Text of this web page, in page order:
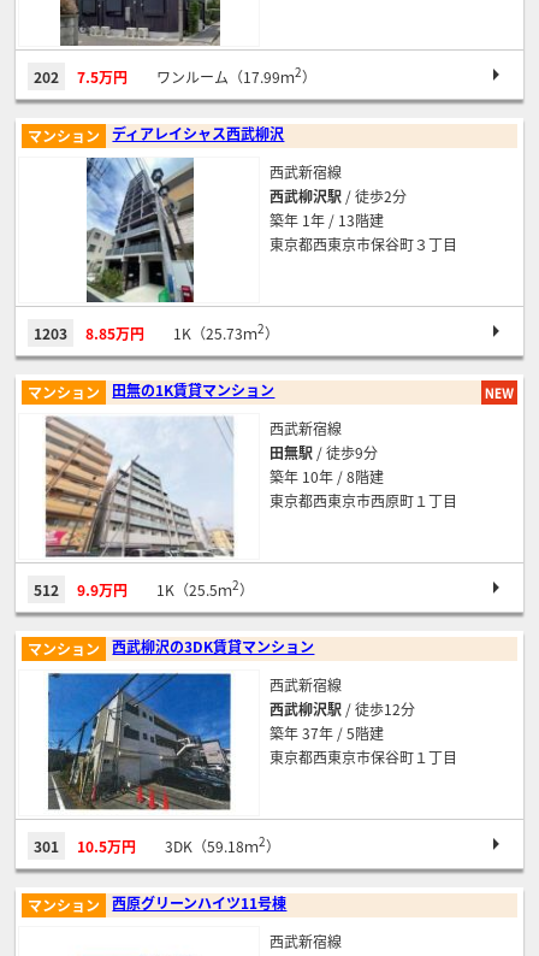
202 7.5万円 ワンルーム（17.99ｍ2）
ディアレイシャス西武柳沢
マンション
西武新宿線
西武柳沢駅 / 徒歩2分
築年 1年 / 13階建
東京都西東京市保谷町３丁目
1203 8.85万円 1K（25.73ｍ2）
田無の1K賃貸マンション
マンション
西武新宿線
田無駅 / 徒歩9分
築年 10年 / 8階建
東京都西東京市西原町１丁目
512 9.9万円 1K（25.5ｍ2）
西武柳沢の3DK賃貸マンション
マンション
西武新宿線
西武柳沢駅 / 徒歩12分
築年 37年 / 5階建
東京都西東京市保谷町１丁目
301 10.5万円 3DK（59.18ｍ2）
西原グリーンハイツ11号棟
マンション
西武新宿線